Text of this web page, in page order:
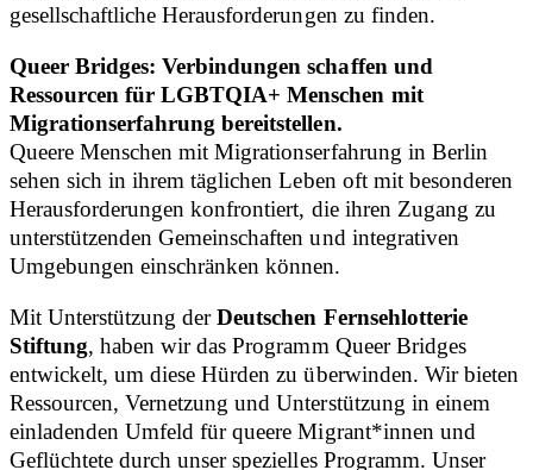
gesellschaftliche Herausforderungen zu finden.
Queer Bridges: Verbindungen schaffen und
Ressourcen für LGBTQIA+ Menschen mit
Migrationserfahrung bereitstellen.
Queere Menschen mit Migrationserfahrung in Berlin
sehen sich in ihrem täglichen Leben oft mit besonderen
Herausforderungen konfrontiert, die ihren Zugang zu
unterstützenden Gemeinschaften und integrativen
Umgebungen einschränken können.
Mit Unterstützung derDeutschen Fernsehlotterie
Stiftung, haben wir das Programm Queer Bridges
entwickelt, um diese Hürden zu überwinden. Wir bieten
Ressourcen, Vernetzung und Unterstützung in einem
einladenden Umfeld für queere Migrant*innen und
Geflüchtete durch unser spezielles Programm. Unser